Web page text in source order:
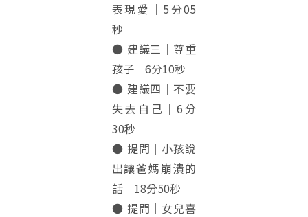
表現愛｜5分05
秒
● 建議三｜尊重
孩子｜6分10秒
● 建議四｜不要
失去自己｜6分
30秒
● 提問｜小孩說
出讓爸媽崩潰的
話｜18分50秒
● 提問｜女兒喜